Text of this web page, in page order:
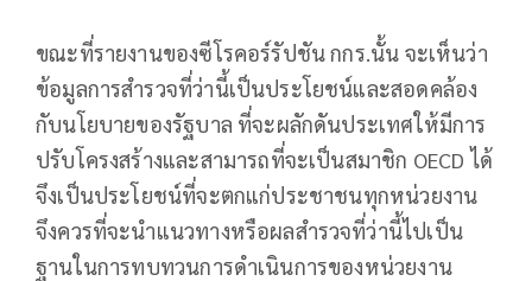
ขณะที่รายงานของซีโรคอร์รัปชัน ​กกร.​นั้น จะเห็นว่า
ข้อมูลการสำรวจที่ว่านี้เป็นประโยชน์และสอดคล้อง
กับนโยบายของรัฐบาล ที่จะผลักดันประเทศให้มีการ
ปรับโครงสร้างและสามารถที่จะเป็นสมาชิก OECD ได้
จึงเป็นประโยชน์ที่จะตกแก่ประชาชนทุกหน่วยงาน
จึงควรที่จะนำแนวทางหรือผลสำรวจที่ว่านี้ไปเป็น
ฐานในการทบทวนการดำเนินการของหน่วยงาน